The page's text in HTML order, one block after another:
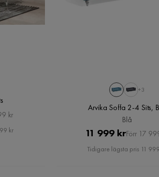
kr
kr
+3
Arvika Soffa 2-4 Sits,
Blå
Pris
11 999 krOriginal
Pris
Förr 17
Tidigare lägsta pris 11